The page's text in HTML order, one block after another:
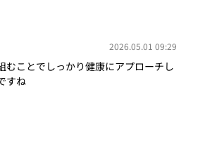
2026.05.01 09:29
むことでしっかり健康にアプローチし
すね